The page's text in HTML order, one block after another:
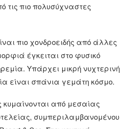
τις πιο πολυσύχναστες
πιο χονδροειδής από άλλες
έγκειται στο φυσικό
Υπάρχει μικρή νυχτερινή
είναι σπάνια γεμάτη κόσμο.
κυμαίνονται από μεσαίας
συμπεριλαμβανομένου